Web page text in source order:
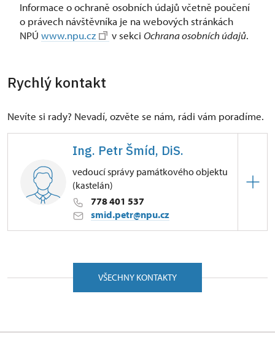
Informace o ochraně osobních údajů včetně poučení
o právech návštěvníka je na webových stránkách
NPÚ www.npu.cz v sekci Ochrana osobních údajů.
Rychlý kontakt
Nevíte si rady? Nevadí, ozvěte se nám, rádi vám poradíme.
Ing. Petr Šmíd, DiS.
vedoucí správy památkového objektu
(kastelán)
778 401 537
smid.petr@npu.cz
Petrův Dvůr 9/, Kratochvíle 38411
VŠECHNY KONTAKTY